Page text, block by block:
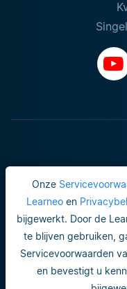
Onze
Learneoen
bijgewerkt. Door de
te blijven gebruiken,
Servicevoorwaarden
en bevestigt u
Do not